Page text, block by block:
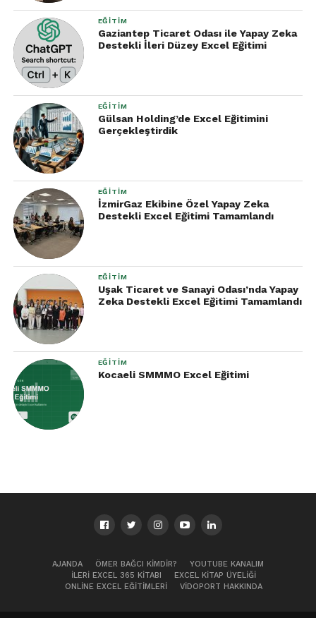
EĞITIM
Gaziantep Ticaret Odası ile Yapay Zeka
Destekli İleri Düzey Excel Eğitimi
EĞITIM
Gülsan Holding’de Excel Eğitimini
Gerçekleştirdik
EĞITIM
İzmirGaz Ekibine Özel Yapay Zeka
Destekli Excel Eğitimi Tamamlandı
EĞITIM
Uşak Ticaret ve Sanayi Odası’nda Yapay
Zeka Destekli Excel Eğitimi Tamamlandı
EĞITIM
Kocaeli SMMMO Excel Eğitimi
AJANDA ÖMER BAĞCI KIMDIR?
YOUTUBE KANALIM
İLERI EXCEL 365 KITABI
EXCEL KITAP ÜYELIĞI
ONLINE EXCEL EĞITIMLERI
VIDOPORT HAKKINDA